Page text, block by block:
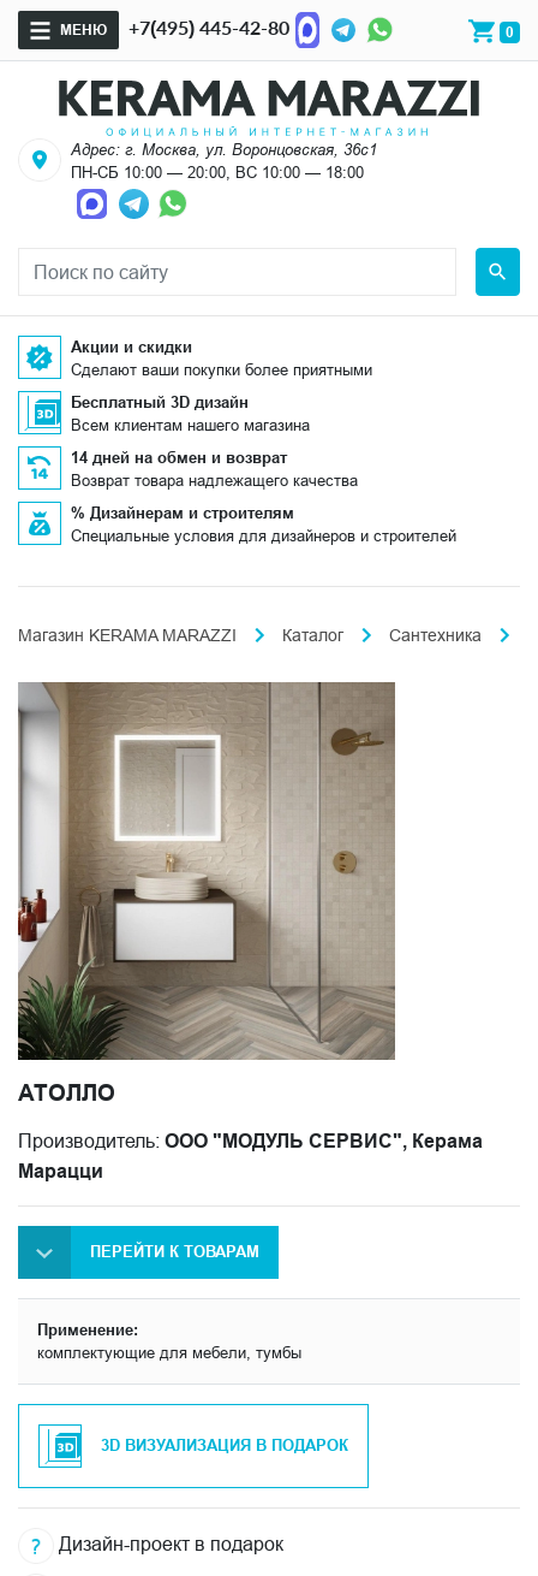
МЕНЮ +7(495) 445-42-80 0
Адрес: г. Москва, ул. Воронцовская, 36с1
ПН-СБ 10:00 — 20:00, ВС 10:00 — 18:00
Акции и скидки
Сделают ваши покупки более приятными
Бесплатный 3D дизайн
Всем клиентам нашего магазина
14 дней на обмен и возврат
Возврат товара надлежащего качества
% Дизайнерам и строителям
Специальные условия для дизайнеров и строителей
Магазин KERAMA MARAZZI Каталог Сантехника
АТОЛЛО
Производитель: ООО "МОДУЛЬ СЕРВИС", Керама
Марацци
ПЕРЕЙТИ К ТОВАРАМ
Применение:
комплектующие для мебели, тумбы
3D ВИЗУАЛИЗАЦИЯ В ПОДАРОК
Дизайн-проект в подарок